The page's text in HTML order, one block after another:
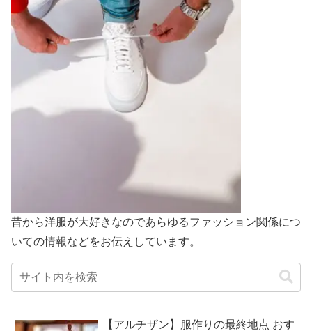
昔から洋服が大好きなのであらゆるファッション関係につ
いての情報などをお伝えしています。
【アルチザン】服作りの最終地点 おす